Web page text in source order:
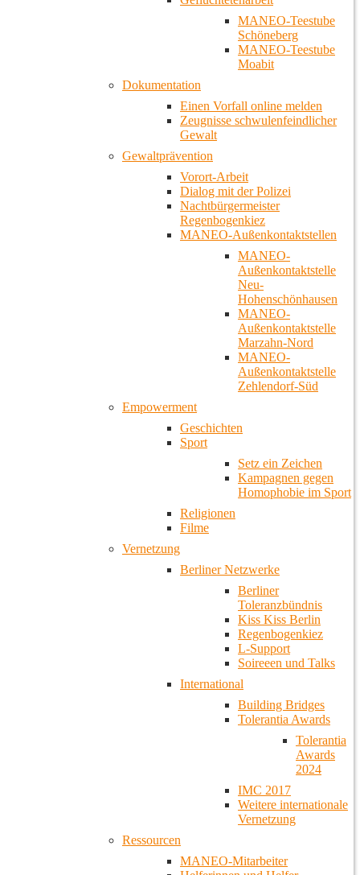
MANEO-Teestube
Schöneberg
MANEO-Teestube
Moabit
Dokumentation
Einen Vorfall online melden
Zeugnisse schwulenfeindlicher
Gewalt
Gewaltprävention
Vorort-Arbeit
Dialog mit der Polizei
Nachtbürgermeister
Regenbogenkiez
MANEO-Außenkontaktstellen
MANEO-
Außenkontaktstelle
Neu-
Hohenschönhausen
MANEO-
Außenkontaktstelle
Marzahn-Nord
MANEO-
Außenkontaktstelle
Zehlendorf-Süd
Empowerment
Geschichten
Sport
Setz ein Zeichen
Kampagnen gegen
Homophobie im Sport
Religionen
Filme
Vernetzung
Berliner Netzwerke
Berliner
Toleranzbündnis
Kiss Kiss Berlin
Regenbogenkiez
L-Support
Soireeen und Talks
International
Building Bridges
Tolerantia Awards
Tolerantia
Awards
2024
IMC 2017
Weitere internationale
Vernetzung
Ressourcen
MANEO-Mitarbeiter